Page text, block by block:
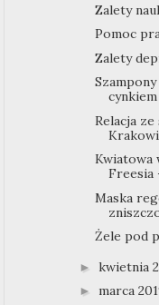
Zalety
Pomoc
Zalety
Relacja
Kwiatowa
Freesia
Maska
Żele pod
► kwietnia
► marca